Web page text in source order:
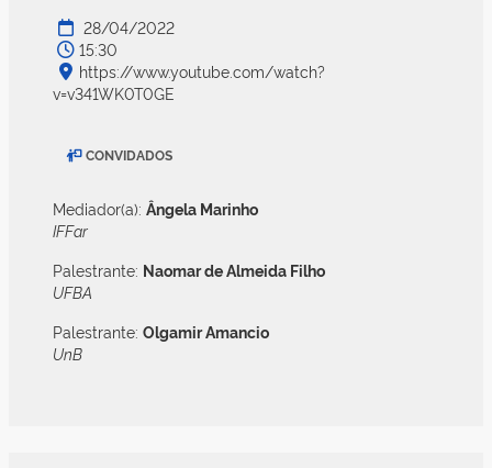
28/04/2022
15:30
https://www.youtube.com/watch?
v=v341WK0T0GE
CONVIDADOS
Mediador(a): Ângela Marinho
IFFar
Palestrante: Naomar de Almeida Filho
UFBA
Palestrante: Olgamir Amancio
UnB